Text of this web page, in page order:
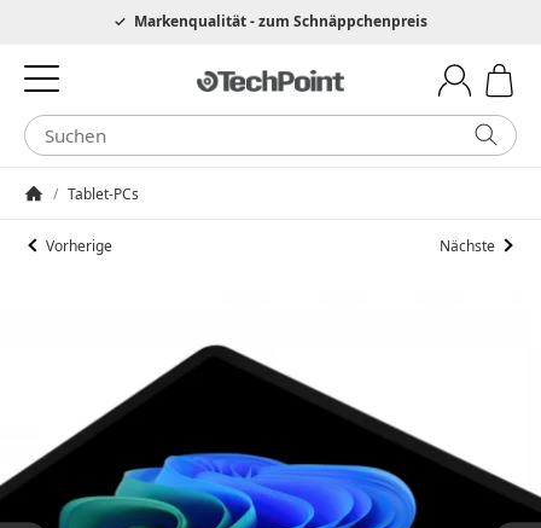
Hotline 0049 6205 3079975Markenqualität - zum Schnäppchenpreis
/ Tablet-PCs
Vorherige Nächste